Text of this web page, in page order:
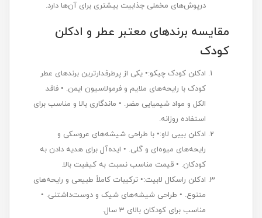
درپوش‌های مخملی جذابیت بیشتری برای آن‌ها دارد.
مقایسه برندهای معتبر عطر و ادکلن
کودک
ادکلن کودک چیکو:• یکی از پرطرفدارترین برندهای عطر
کودک با رایحه‌های ملایم و فرمولاسیون ایمن. • فاقد
الکل و مواد شیمیایی مضر. • ماندگاری بالا و مناسب برای
استفاده روزانه.
ادکلن بیبی لاو:• با طراحی شیشه‌های عروسکی و
رایحه‌های میوه‌ای و گلی. • ایده‌آل برای هدیه دادن به
کودکان. • قیمت مناسب نسبت به کیفیت بالا.
ادکلن راسکال لابیت:• ترکیبات کاملاً طبیعی و رایحه‌های
متنوع. • طراحی شیشه‌های شیک و دوست‌داشتنی. •
مناسب برای کودکان بالای 3 سال.